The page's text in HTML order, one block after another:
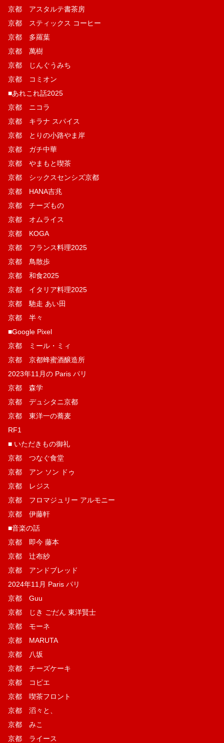
京都 アスタルテ書茶房
京都 スティックス コーヒー
京都 多羅葉
京都 萬樹
京都 じんぐうみち
京都 コミオン
■あれこれ話2025
京都 ニコラ
京都 キラナ スパイス
京都 とりの小路やま岸
京都 ガチ中華
京都 やまもと喫茶
京都 シックスセンシズ京都
京都 HANA吉兆
京都 チーズもの
京都 オムライス
京都 KOGA
京都 フランス料理2025
京都 鳥散歩
京都 和食2025
京都 イタリア料理2025
京都 馳走 あい田
京都 半々
■Google Pixel
京都 ミール・ミィ
京都 京都蜂蜜酒醸造所
2023年11月の Paris パリ
京都 森学
京都 デュシタニ京都
京都 東洋一の蕎麦
RF1
■ いただきもの御礼
京都 つなぐ食堂
京都 アン ソン ドゥ
京都 レジス
京都 フロマジュリー アルモニー
京都 伊藤軒
■音楽の話
京都 即今 藤本
京都 辻布紗
京都 アンドブレッド
2024年11月 Paris パリ
京都 Guu
京都 じき ごだん 東洋賢士
京都 モーネ
京都 MARUTA
京都 八坂
京都 チーズケーキ
京都 コピエ
京都 喫茶フロント
京都 滔々と、
京都 みこ
京都 ライース